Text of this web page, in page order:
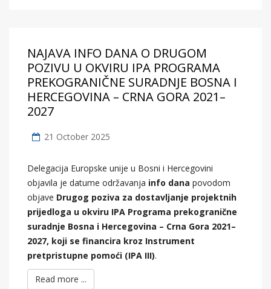
NAJAVA INFO DANA O DRUGOM
POZIVU U OKVIRU IPA PROGRAMA
PREKOGRANIČNE SURADNJE BOSNA I
HERCEGOVINA – CRNA GORA 2021–
2027
21 October 2025
Delegacija Europske unije u Bosni i Hercegovini
objavila je datume održavanja info dana povodom
objave Drugog poziva za dostavljanje projektnih
prijedloga u okviru IPA Programa prekogranične
suradnje Bosna i Hercegovina – Crna Gora 2021–
2027, koji se financira kroz Instrument
pretpristupne pomoći (IPA III).
Read more ...